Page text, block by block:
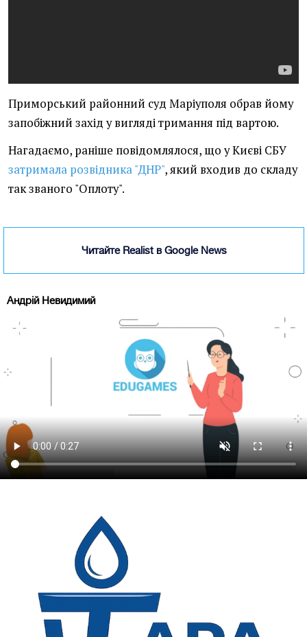
Приморський районний суд Маріуполя обрав йому
запобіжний захід у вигляді тримання під вартою.
Нагадаємо, раніше повідомлялося, що у Києві СБУ
затримала розвідника "ДНР", який входив до складу
так званого "Оплоту".
Читайте Realist в Google News
Андрій Невидимий